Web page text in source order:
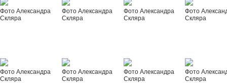
Фото Александра
Скляра
Фото Александра
Скляра
Фото Александра
Скляра
Фото
Скляра
Фото Александра
Скляра
Фото Александра
Скляра
Фото Александра
Скляра
Фото
Скляра